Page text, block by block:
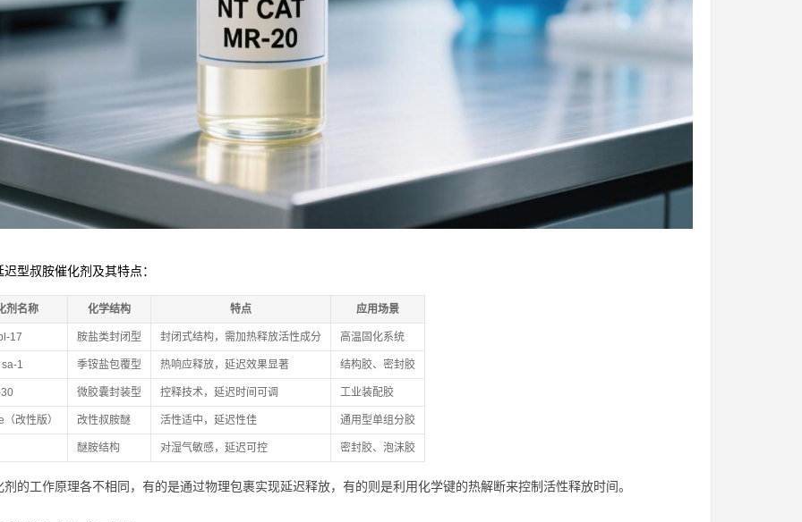
型叔胺催化剂及其特点：
剂名称 化学结构 特点 应用场景
17 胺盐类封闭型 封闭式结构，需加热释放活性成分 高温固化系统
1 季铵盐包覆型 热响应释放，延迟效果显著 结构胶、密封胶
微胶囊封装型 控释技术，延迟时间可调 工业装配胶
改性版） 改性叔胺醚 活性适中，延迟性佳 通用型单组分胶
醚胺结构 对湿气敏感，延迟可控 密封胶、泡沫胶
剂的工作原理各不相同，有的是通过物理包裹实现延迟释放，有的则是利用化学键的热解断来控制活性释放时间。